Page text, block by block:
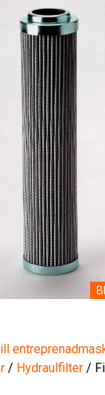
/ Hydraulfilter /